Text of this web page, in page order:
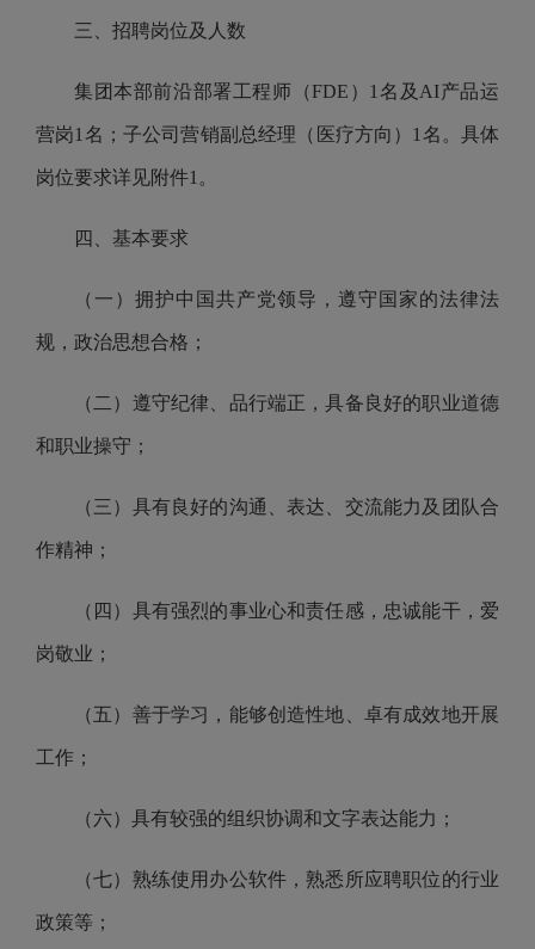
三、招聘岗位及人数
集团本部前沿部署工程师（FDE）1名及AI产品运
营岗1名；子公司营销副总经理（医疗方向）1名。具体
岗位要求详见附件1。
四、基本要求
（一）拥护中国共产党领导，遵守国家的法律法
规，政治思想合格；
（二）遵守纪律、品行端正，具备良好的职业道德
和职业操守；
（三）具有良好的沟通、表达、交流能力及团队合
作精神；
（四）具有强烈的事业心和责任感，忠诚能干，爱
岗敬业；
（五）善于学习，能够创造性地、卓有成效地开展
工作；
（六）具有较强的组织协调和文字表达能力；
（七）熟练使用办公软件，熟悉所应聘职位的行业
政策等；